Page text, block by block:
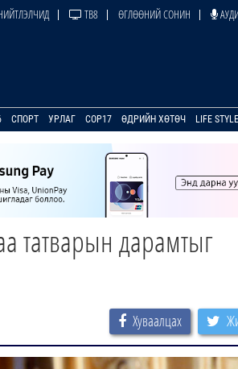
ТВ8 ӨГЛӨӨНИЙ СОНИН
СПОРТ УРЛАГ COP17 ӨДРИЙН ХӨТӨЧ LIFE STYLE
татварын дарамтыг
Хуваалцах